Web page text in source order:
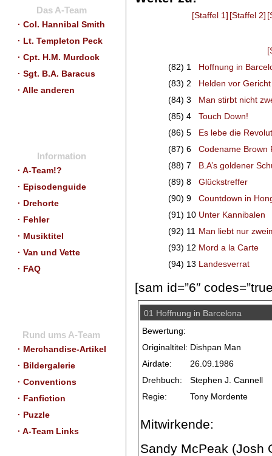
Das A-Team
· Col. Hannibal Smith
· Lt. Templeton Peck
· Cpt. H.M. Murdock
· Sgt. B.A. Baracus
· Alle anderen
Information
· A-Team!?
· Episodenguide
· Drehorte
· Fehler
· Musiktitel
· Van und Vette
· FAQ
Rund ums A-Team
· Merchandise-Artikel
· Bildergalerie
· Conventions
· Fanfiction
· Puzzle
· A-Team Links
[Staffel 1] [Staffel 2]
(82) 1
Hoffnung in
(83) 2
Helden vor Gericht
(84) 3
Man stirbt nicht
(85) 4
Touch Down!
(86) 5
Es lebe die
(87) 6
Codename Brown
(88) 7
B.A’s goldener
(89) 8
Glückstreffer
(90) 9
Countdown in
(91) 10 Unter Kannibalen
(92) 11 Man liebt nur
(93) 12 Mord a la Carte
(94) 13 Landesverrat
[sam id=”6″
01 Hoffnung in Barcelona
Bewertung:
Originaltitel: Dishpan Man
Airdate:
26.09.1986
Drehbuch:
Stephen J. Cannell
Regie:
Tony Mordente
Mitwirkende:
Sandy McPeak (Josh